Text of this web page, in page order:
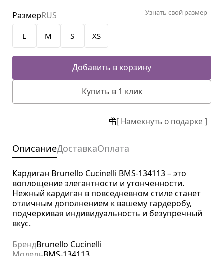
L M S XS
РазмерRUS Узнать свой размер
Добавить в корзину
Купить в 1 клик
[ Намекнуть о подарке ]
ОписаниеДоставкаОплата
Кардиган Brunello Cucinelli BMS-134113 – это
воплощение элегантности и утонченности.
Нежный кардиган в повседневном стиле станет
отличным дополнением к вашему гардеробу,
подчеркивая индивидуальность и безупречный
вкус.
БрендBrunello Cucinelli